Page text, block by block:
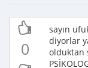
0
sayın
diyorlar
olduktan